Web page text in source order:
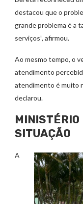
destacou que o
grande problema é a
serviços”, afirmou.
Ao mesmo tempo, o
atendimento
atendimento é muito
declarou.
MINISTÉRIO
SITUAÇÃO
A